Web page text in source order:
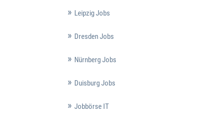
Leipzig Jobs
Dresden Jobs
Nürnberg Jobs
Duisburg Jobs
Jobbörse IT